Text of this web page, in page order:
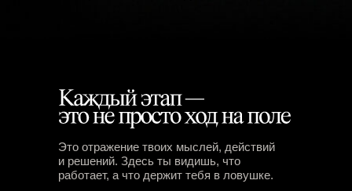
Это отражение твоих мыслей, действий
и решений. Здесь ты видишь, что
работает, а что держит тебя в ловушке.